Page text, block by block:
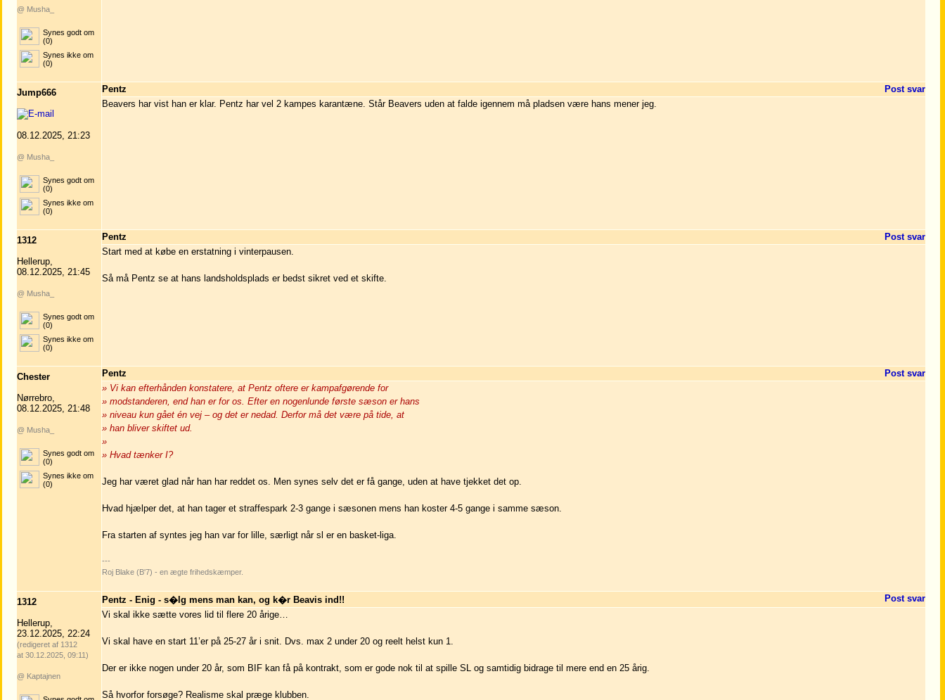
@ Musha_
Synes godt om
(0)
Synes ikke om
(0)
Jump666
08.12.2025, 21:23
@ Musha_
Synes godt om
(0)
Synes ikke om
(0)
Pentz
Post svar
Beavers har vist han er klar. Pentz har vel 2 kampes karantæne. Står Beavers uden at falde igennem må pladsen være hans mener jeg.
1312
Hellerup,
08.12.2025, 21:45
@ Musha_
Synes godt om
(0)
Synes ikke om
(0)
Pentz
Post svar
Start med at købe en erstatning i vinterpausen.
Så må Pentz se at hans landsholdsplads er bedst sikret ved et skifte.
Chester
Nørrebro,
08.12.2025, 21:48
@ Musha_
Synes godt om
(0)
Synes ikke om
(0)
Pentz
Post svar
» Vi kan efterhånden konstatere, at Pentz oftere er kampafgørende for
» modstanderen, end han er for os. Efter en nogenlunde første sæson er hans
» niveau kun gået én vej – og det er nedad. Derfor må det være på tide, at
» han bliver skiftet ud.
»
» Hvad tænker I?
Jeg har været glad når han har reddet os. Men synes selv det er få gange, uden at have tjekket det op.
Hvad hjælper det, at han tager et straffespark 2-3 gange i sæsonen mens han koster 4-5 gange i samme sæson.
Fra starten af syntes jeg han var for lille, særligt når sl er en basket-liga.
---
Roj Blake (B'7) - en ægte frihedskæmper.
1312
Hellerup,
23.12.2025, 22:24
(redigeret af 1312
at 30.12.2025, 09:11)
@ Kaptajnen
Pentz - Enig - s�lg mens man kan, og k�r Beavis ind!!
Post svar
Vi skal ikke sætte vores lid til flere 20 årige…
Vi skal have en start 11’er på 25-27 år i snit. Dvs. max 2 under 20 og reelt helst kun 1.
Der er ikke nogen under 20 år, som BIF kan få på kontrakt, som er gode nok til at spille SL og samtidig bidrage til mere end en 25 årig.
Så hvorfor forsøge? Realisme skal præge klubben.